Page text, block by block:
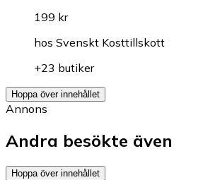
199 kr
hos Svenskt Kosttillskott
+23 butiker
Hoppa över innehållet
Annons
Andra besökte även
Hoppa över innehållet